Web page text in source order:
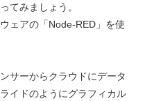
てみましょう。
ェアの「Node-RED」を使
サーからクラウドにデータ
イドのようにグラフィカル